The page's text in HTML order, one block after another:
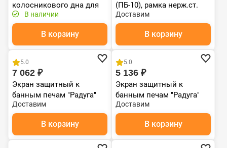
колосникового дна для
печи банной Прометалл
Атмосфера L, XL, XXL
В наличии
В корзину
(ПБ-10), рамка нерж.ст.
Доставим
В корзину
5.0
7 062 ₽
Экран защитный к
банным печам "Радуга"
ст. 1,0мм нерж
Доставим
В корзину
5.0
5 136 ₽
Экран защитный к
банным печам "Радуга"
ст. 1,0мм
Доставим
В корзину
Чугун